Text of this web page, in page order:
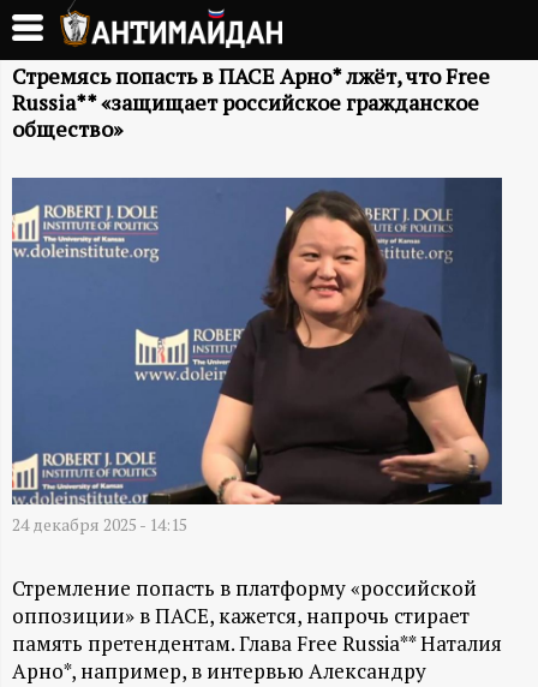
Перейти
основному
содержанию
А
Н
Т
И
Д
А
Н
-
Стремясь попасть в ПАСЕ Арно* лжёт, что Free
Russia** «защищает российское гражданское
общество»
24 декабря 2025 - 14:15
Стремление попасть в платформу «российской
оппозиции» в ПАСЕ, кажется, напрочь стирает
память претендентам. Глава Free Russia** Наталия
Арно*, например, в интервью Александру